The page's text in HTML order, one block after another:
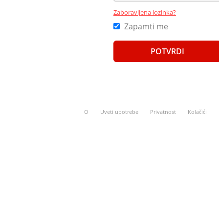
Zaboravljena lozinka?
Zapamti me
O Uveti upotrebe Privatnost Kolačići